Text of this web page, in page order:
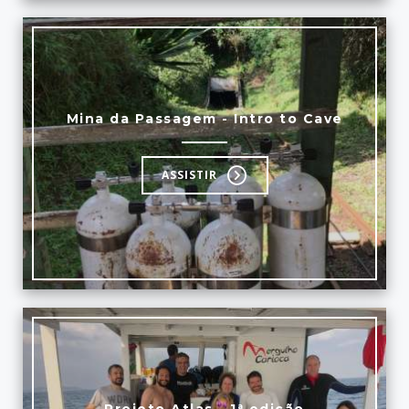
Mina da Passagem - Intro to Cave
ASSISTIR